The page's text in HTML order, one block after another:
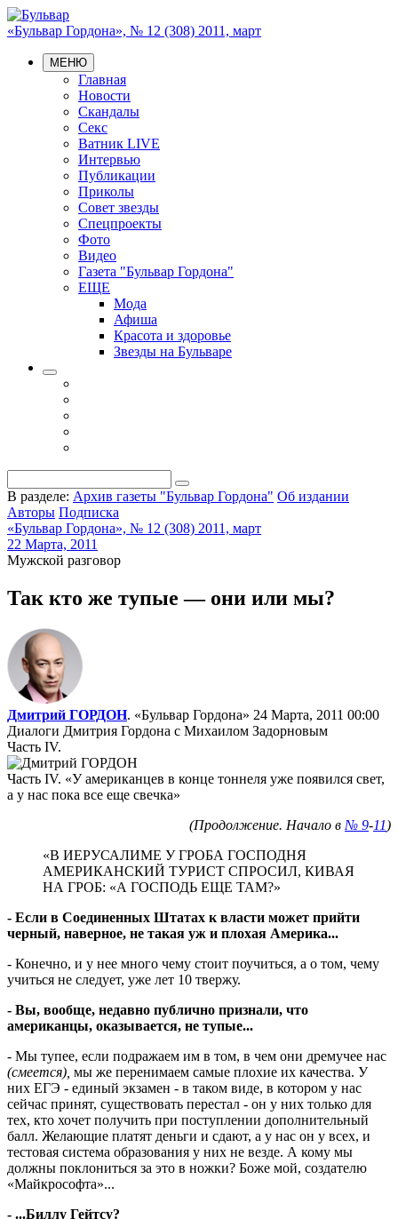
«Бульвар Гордона», № 12 (308) 2011, март
МЕНЮ
Главная
Новости
Скандалы
Секс
Ватник LIVE
Интервью
Публикации
Приколы
Совет звезды
Спецпроекты
Фото
Видео
Газета "Бульвар Гордона"
ЕЩЕ
Мода
Афиша
Красота и здоровье
Звезды на Бульваре
В разделе: Архив газеты "Бульвар Гордона" Об издании
Авторы Подписка
«Бульвар Гордона», № 12 (308) 2011, март
22 Марта, 2011
Мужской разговор
Так кто же тупые — они или мы?
Дмитрий ГОРДОН. «Бульвар Гордона» 24 Марта, 2011 00:00
Диалоги Дмитрия Гордона с Михаилом Задорновым
Часть IV.
Часть IV. «У американцев в конце тоннеля уже появился свет,
а у нас пока все еще свечка»
(Продолжение. Начало в № 9-11)
«В ИЕРУСАЛИМЕ У ГРОБА ГОСПОДНЯ
АМЕРИКАНСКИЙ ТУРИСТ СПРОСИЛ, КИВАЯ
НА ГРОБ: «А ГОСПОДЬ ЕЩЕ ТАМ?»
- Если в Соединенных Штатах к власти может прийти
черный, наверное, не такая уж и плохая Америка...
- Конечно, и у нее много чему стоит поучиться, а о том, чему
учиться не следует, уже лет 10 твержу.
- Вы, вообще, недавно публично признали, что
американцы, оказывается, не тупые...
- Мы тупее, если подражаем им в том, в чем они дремучее нас
(смеется), мы же перенимаем самые плохие их качества. У
них ЕГЭ - единый экзамен - в таком виде, в котором у нас
сейчас принят, существовать перестал - он у них только для
тех, кто хочет получить при поступлении дополнительный
балл. Желающие платят деньги и сдают, а у нас он у всех, и
тестовая система образования у них не везде. А кому мы
должны поклониться за это в ножки? Боже мой, создателю
«Майкрософта»...
- ...Биллу Гейтсу?